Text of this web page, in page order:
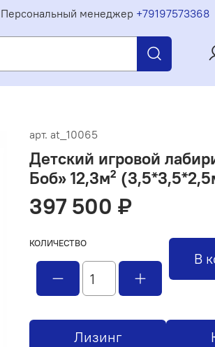
Персональный менеджер +79197573368
арт. at_10065
Детский игровой
Боб» 12,3м²
397 500 ₽
КОЛИЧЕСТВО
В
Лизинг